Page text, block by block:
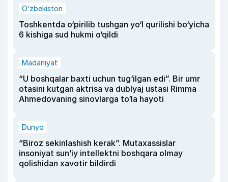
O‘zbekiston
Toshkentda o‘pirilib tushgan yo‘l qurilishi bo‘yicha
6 kishiga sud hukmi o‘qildi
Madaniyat
“U boshqalar baxti uchun tug‘ilgan edi”. Bir umr
otasini kutgan aktrisa va dublyaj ustasi Rimma
Ahmedovaning sinovlarga to‘la hayoti
Dunyo
“Biroz sekinlashish kerak”. Mutaxassislar
insoniyat sun’iy intellektni boshqara olmay
qolishidan xavotir bildirdi